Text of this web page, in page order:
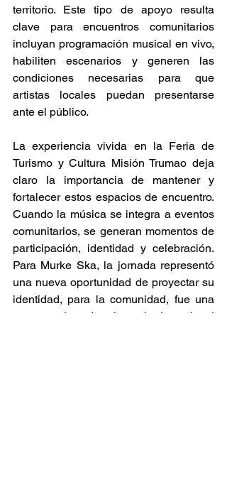
territorio. Este tipo de apoyo resulta
clave para encuentros comunitarios
incluyan programación musical en vivo,
habiliten escenarios y generen las
condiciones necesarias para que
artistas locales puedan presentarse
ante el público.
La experiencia vivida en la Feria de
Turismo y Cultura Misión Trumao deja
claro la importancia de mantener y
fortalecer estos espacios de encuentro.
Cuando la música se integra a eventos
comunitarios, se generan momentos de
participación, identidad y celebración.
Para Murke Ska, la jornada representó
una nueva oportunidad de proyectar su
identidad, para la comunidad, fue una
muestra clara de cómo el talento local